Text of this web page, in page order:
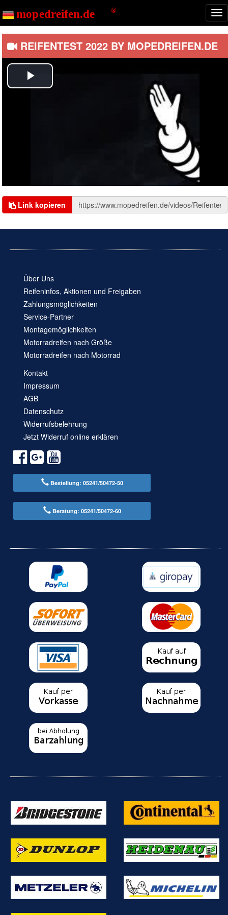
Videos
REIFENTEST 2022 BY MOPEDREIFEN.DE
Play
Link kopieren
Über Uns
Reifeninfos, Aktionen und Freigaben
Zahlungsmöglichkeiten
Service-Partner
Montagemöglichkeiten
Motorradreifen nach Größe
Motorradreifen nach Motorrad
Kontakt
Impressum
AGB
Datenschutz
Widerrufsbelehrung
Jetzt Widerruf online erklären
Bestellung: 05241/50472-50
Beratung: 05241/50472-60